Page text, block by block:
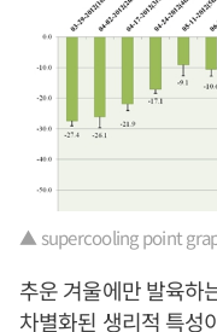
▲ supercooling point
추운 겨울에만 발육하
차별화된 생리적 특성